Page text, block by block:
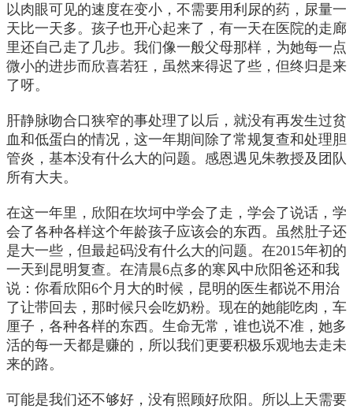
以肉眼可见的速度在变小，不需要用利尿的药，尿量一
天比一天多。孩子也开心起来了，有一天在医院的走廊
里还自己走了几步。我们像一般父母那样，为她每一点
微小的进步而欣喜若狂，虽然来得迟了些，但终归是来
了呀。
肝静脉吻合口狭窄的事处理了以后，就没有再发生过贫
血和低蛋白的情况，这一年期间除了常规复查和处理胆
管炎，基本没有什么大的问题。感恩遇见朱教授及团队
所有大夫。
在这一年里，欣阳在坎坷中学会了走，学会了说话，学
会了各种各样这个年龄孩子应该会的东西。虽然肚子还
是大一些，但最起码没有什么大的问题。在2015年初的
一天到昆明复查。在清晨6点多的寒风中欣阳爸还和我
说：你看欣阳6个月大的时候，昆明的医生都说不用治
了让带回去，那时候只会吃奶粉。现在的她能吃肉，车
厘子，各种各样的东西。生命无常，谁也说不准，她多
活的每一天都是赚的，所以我们更要积极乐观地去走未
来的路。
可能是我们还不够好，没有照顾好欣阳。所以上天需要